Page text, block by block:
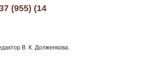
(955) (14
В. К. Долженкова.